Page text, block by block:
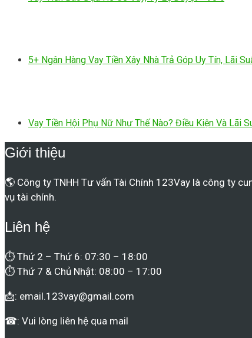
5+ Ngân Hàng Vay Tiền Xây Nhà Trả Góp Uy Tín, Lãi
Vay Tiền Hội Phụ Nữ Như Thế Nào? Điều Kiện Và Lãi
Giới thiệu
🌎 Công ty TNHH Tư vấn Tài Chính 123Vay là công ty
vụ tài chính.
Liên hệ
⏱ Thứ 2 – Thứ 6: 07:30 – 18:00
⏱ Thứ 7 & Chủ Nhật: 08:00 – 17:00
📩: email.123vay@gmail.com
☎: Vui lòng liên hệ qua mail